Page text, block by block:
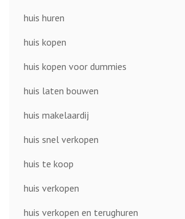
huis huren
huis kopen
huis kopen voor dummies
huis laten bouwen
huis makelaardij
huis snel verkopen
huis te koop
huis verkopen
huis verkopen en terughuren